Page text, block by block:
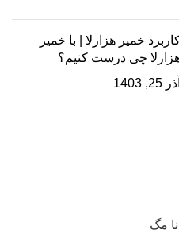
خمیر هزارلا | با خمیر
چی درست کنیم؟
آذر 25, 1403
مگ